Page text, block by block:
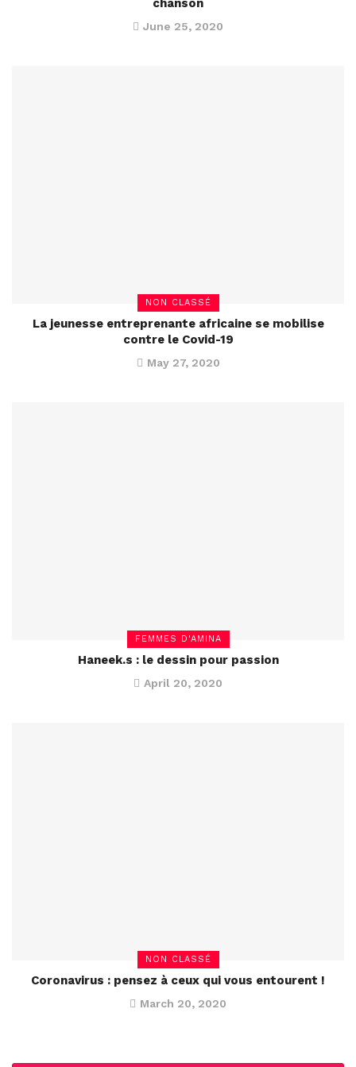
chanson
June 25, 2020
NON CLASSÉ
La jeunesse entreprenante africaine se mobilise
contre le Covid-19
May 27, 2020
FEMMES D'AMINA
Haneek.s : le dessin pour passion
April 20, 2020
NON CLASSÉ
Coronavirus : pensez à ceux qui vous entourent !
March 20, 2020